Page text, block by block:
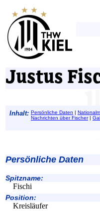
Justus
Inhalt: Persönliche Daten |
Nachrichten über Fischer|
Persönliche Daten
Spitzname:
Fischi
Position:
Kreisläufer